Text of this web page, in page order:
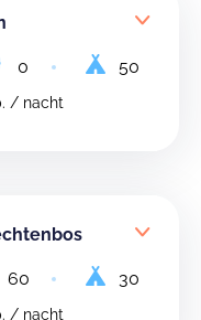
0
50
/ nacht
60
30
/ nacht